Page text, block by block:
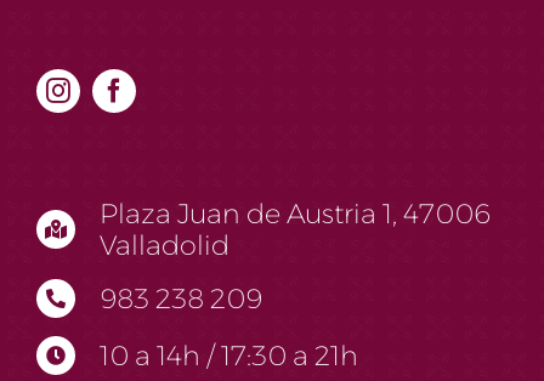
Plaza Juan de Austria 1, 47006
Valladolid
983 238 209
10 a 14h / 17:30 a 21h